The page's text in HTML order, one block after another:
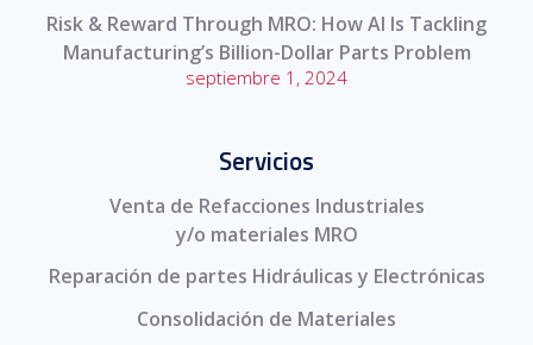
Risk & Reward Through MRO: How AI Is Tackling
Manufacturing’s Billion-Dollar Parts Problem
septiembre 1, 2024
Servicios
Venta de Refacciones Industriales
y/o materiales MRO
Reparación de partes Hidráulicas y Electrónicas
Consolidación de Materiales